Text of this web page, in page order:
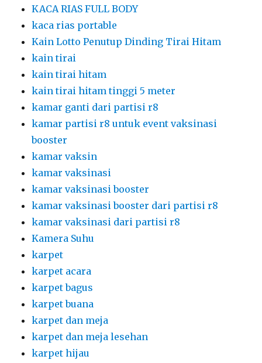
KACA RIAS FULL BODY
kaca rias portable
Kain Lotto Penutup Dinding Tirai Hitam
kain tirai
kain tirai hitam
kain tirai hitam tinggi 5 meter
kamar ganti dari partisi r8
kamar partisi r8 untuk event vaksinasi
booster
kamar vaksin
kamar vaksinasi
kamar vaksinasi booster
kamar vaksinasi booster dari partisi r8
kamar vaksinasi dari partisi r8
Kamera Suhu
karpet
karpet acara
karpet bagus
karpet buana
karpet dan meja
karpet dan meja lesehan
karpet hijau